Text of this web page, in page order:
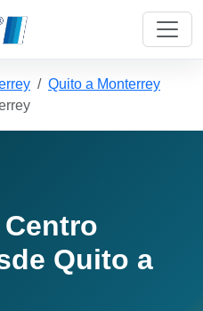
Quito a Monterrey
Quito a